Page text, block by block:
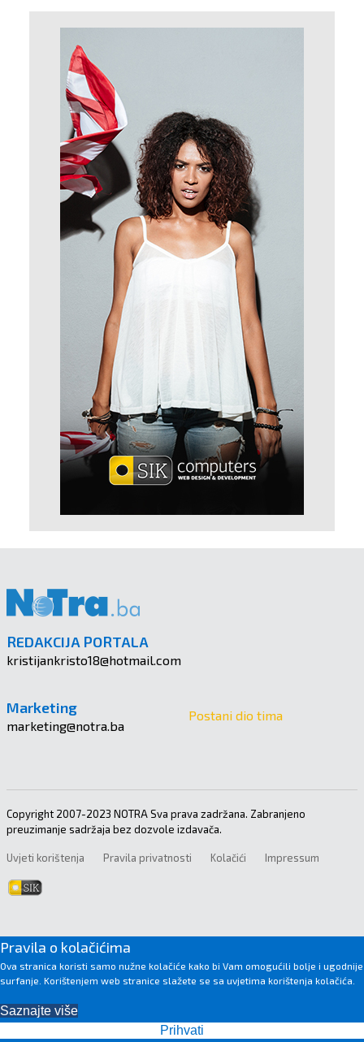
REDAKCIJA PORTALA
kristijankristo18@hotmail.com
Marketing
marketing@notra.ba
Postani dio tima
Copyright 2007-2023 NOTRA Sva prava zadržana. Zabranjeno
preuzimanje sadržaja bez dozvole izdavača.
Uvjeti korištenja Pravila privatnosti Kolačići Impressum
Pravila o kolačićima
Ova stranica koristi samo nužne kolačiće kako bi Vam omogućili bolje i ugodnije
surfanje. Korištenjem web stranice slažete se sa uvjetima korištenja kolačića.
Saznajte više
Prihvati